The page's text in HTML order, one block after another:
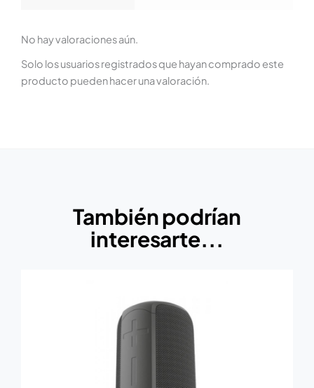
No hay valoraciones aún.
Solo los usuarios registrados que hayan comprado este
producto pueden hacer una valoración.
También podrían
interesarte...